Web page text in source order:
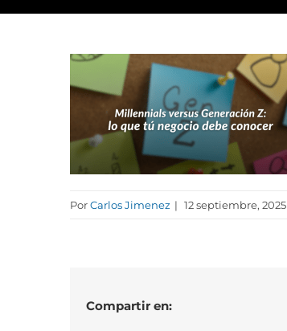
PorCarlos Jimenez | 12 septiembre, 2025
Compartir en: